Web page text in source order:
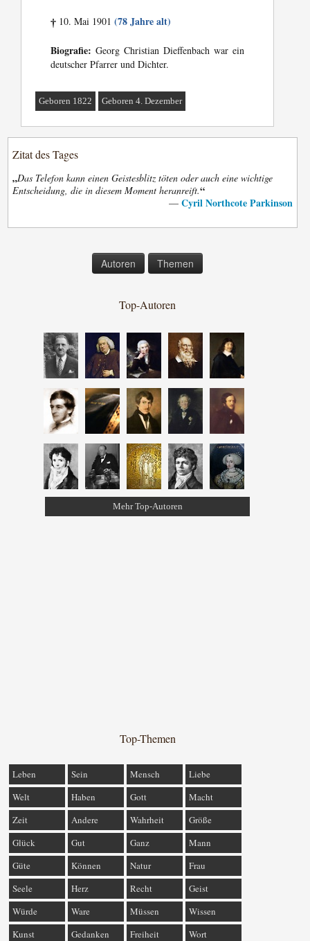
† 10. Mai 1901(78 Jahre alt)
Biografie: Georg Christian Dieffenbach war ein
deutscher Pfarrer und Dichter.
Geboren 1822 Geboren 4. Dezember
Zitat des Tages
„Das Telefon kann einen Geistesblitz töten oder auch eine wichtige
Entscheidung, die in diesem Moment heranreift.“
— Cyril Northcote Parkinson
Autoren Themen
Top-Autoren
Mehr Top-Autoren
Top-Themen
Leben Sein Mensch
Liebe
Welt
Haben Gott
Macht
Zeit
Andere Wahrheit
Größe
Glück
Gut Ganz
Mann
Güte
Können Natur
Frau
Seele
Herz Recht
Geist
Würde
Ware Müssen
Wissen
Kunst
Gedanken Freiheit Wort